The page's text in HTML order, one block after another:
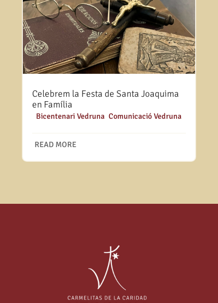
Celebrem la Festa de Santa Joaquima
en Família
Bicentenari Vedruna, Comunicació Vedruna
READ MORE